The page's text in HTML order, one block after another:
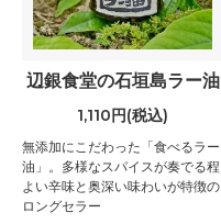
辺銀食堂の石垣島ラー油
1,110円(税込)
無添加にこだわった「食べるラー
油」。多様なスパイスが奏でる程
よい辛味と奥深い味わいが特徴の
ロングセラー